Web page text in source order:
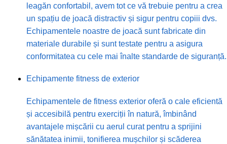
leagăn confortabil, avem tot ce vă trebuie pentru a crea
un spațiu de joacă distractiv și sigur pentru copiii dvs.
Echipamentele noastre de joacă sunt fabricate din
materiale durabile și sunt testate pentru a asigura
conformitatea cu cele mai înalte standarde de siguranță.
Echipamente fitness de exterior
Echipamentele de fitness exterior oferă o cale eficientă
și accesibilă pentru exerciții în natură, îmbinând
avantajele mișcării cu aerul curat pentru a sprijini
sănătatea inimii, tonifierea mușchilor și scăderea